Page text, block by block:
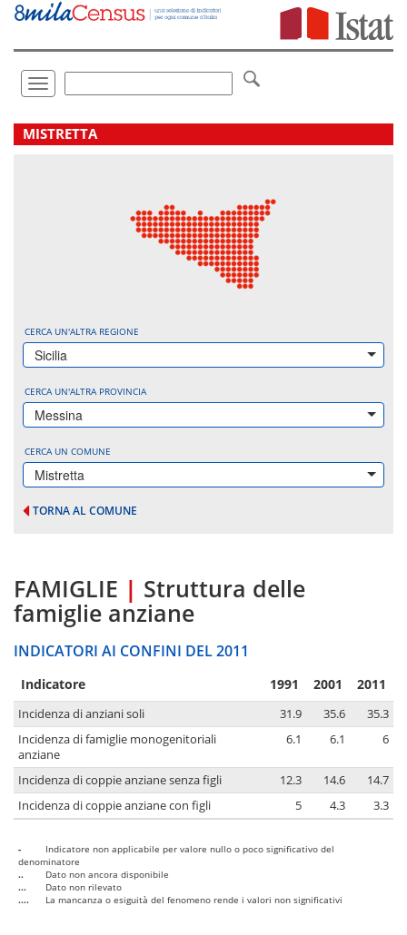
Vai
direttamente
Toggle
navigation
.
MISTRETTA
CERCA UN'ALTRA REGIONE
Sicilia
CERCA UN'ALTRA PROVINCIA
Messina
CERCA UN COMUNE
Mistretta
TORNA AL COMUNE
FAMIGLIE | Struttura delle
famiglie anziane
INDICATORI AI CONFINI DEL 2011
Indicatore 1991 2001 2011
Incidenza di anziani soli 31.9 35.6
35.3
Incidenza di famiglie monogenitoriali
anziane
6.1 6.1 6
Incidenza di coppie anziane senza figli 12.3 14.6
14.7
Incidenza di coppie anziane con figli
5 4.3 3.3
-
Indicatore non applicabile per valore nullo o poco significativo del
denominatore
..
Dato non ancora disponibile
...
Dato non rilevato
....
La mancanza o esiguità del fenomeno rende i valori non significativi